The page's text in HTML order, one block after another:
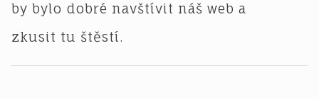
by bylo dobré navštívit náš web a
zkusit tu štěstí.